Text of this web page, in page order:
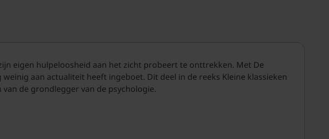
eigen hulpeloosheid aan het zicht probeert te onttrekken. Met De
aan actualiteit heeft ingeboet. Dit deel in de reeks Kleine klassieken
de grondlegger van de psychologie.